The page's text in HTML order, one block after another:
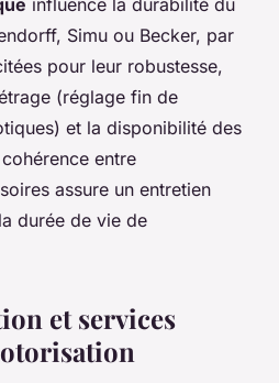
Simu ou Becker, par
pour leur robustesse,
(réglage fin de
et la disponibilité des
entre
assure un entretien
durée de vie de
et services